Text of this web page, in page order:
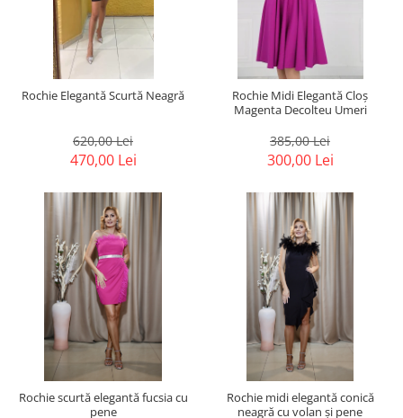
Rochie Elegantă Scurtă Neagră
620,00 Lei
470,00 Lei
Rochie Midi Elegantă Cloș
Magenta Decolteu Umeri
385,00 Lei
300,00 Lei
Rochie scurtă elegantă fucsia cu
pene
Rochie midi elegantă conică
neagră cu volan și pene